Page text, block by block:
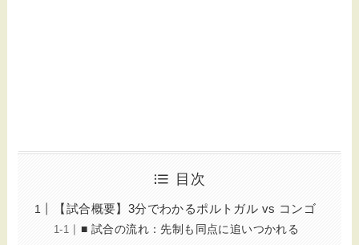
目次
【試合概要】3分でわかるポルトガル vs コンゴ
■ 試合の流れ：先制も同点に追いつかれる